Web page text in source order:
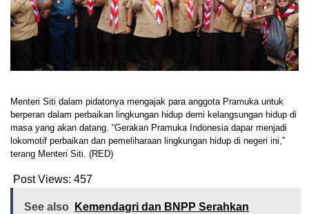
Menteri Siti dalam pidatonya mengajak para anggota Pramuka untuk
berperan dalam perbaikan lingkungan hidup demi kelangsungan hidup di
masa yang akan datang. “Gerakan Pramuka Indonesia dapar menjadi
lokomotif perbaikan dan pemeliharaan lingkungan hidup di negeri ini,”
terang Menteri Siti. (RED)
Post Views: 457
See also
Kemendagri dan BNPP Serahkan